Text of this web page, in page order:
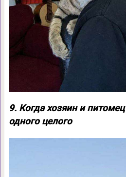
9. Когда хозяин и
одного целого